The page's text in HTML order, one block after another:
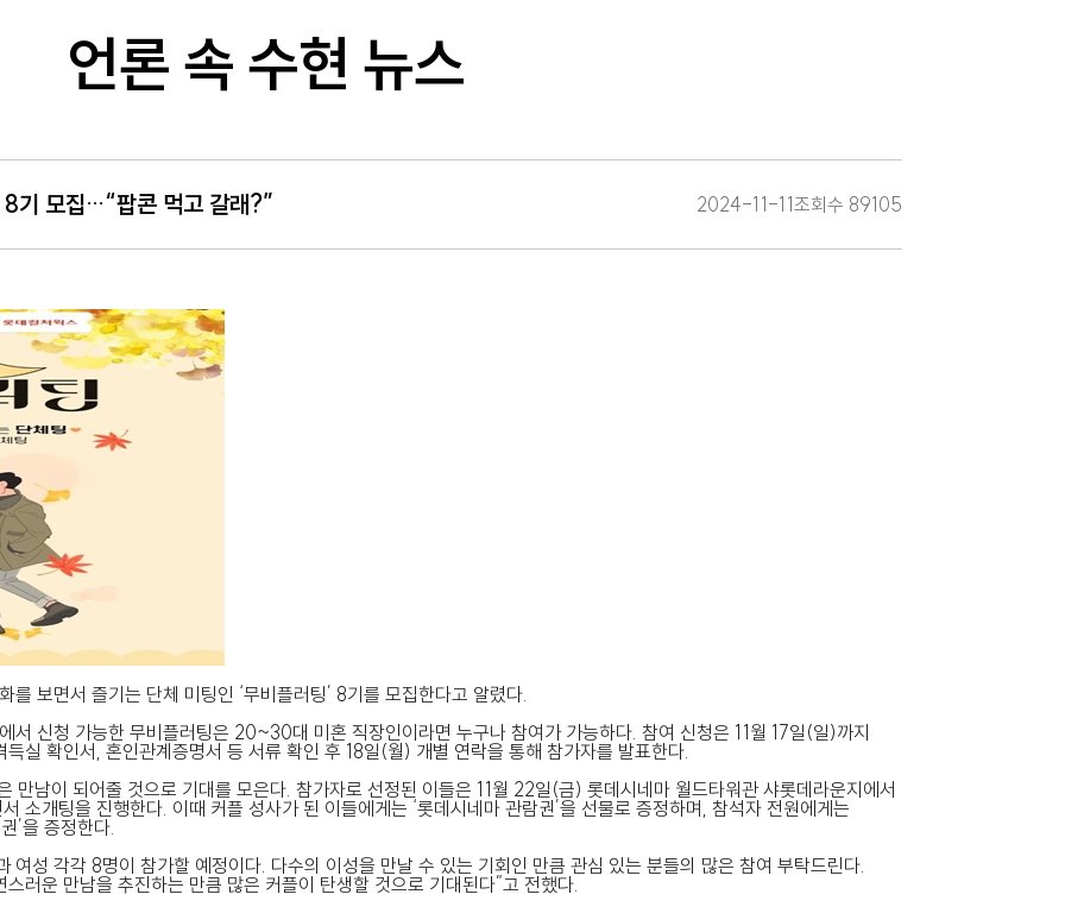
언론 속 수현 뉴스
기 모집…“팝콘 먹고 갈래?” 2024-11-11조회수 89105
보면서 즐기는 단체 미팅인 ‘무비플러팅’ 8기를 모집한다고 알렸다.
서 신청 가능한 무비플러팅은 20~30대 미혼 직장인이라면 누구나 참여가 가능하다. 참여 신청은 11월 17일(일)까지
실 확인서, 혼인관계증명서 등 서류 확인 후 18일(월) 개별 연락을 통해 참가자를 발표한다.
만남이 되어줄 것으로 기대를 모은다. 참가자로 선정된 이들은 11월 22일(금) 롯데시네마 월드타워관 샤롯데라운지에서
소개팅을 진행한다. 이때 커플 성사가 된 이들에게는 ‘롯데시네마 관람권’을 선물로 증정하며, 참석자 전원에게는
’을 증정한다.
여성 각각 8명이 참가할 예정이다. 다수의 이성을 만날 수 있는 기회인 만큼 관심 있는 분들의 많은 참여 부탁드린다.
러운 만남을 추진하는 만큼 많은 커플이 탄생할 것으로 기대된다”고 전했다.